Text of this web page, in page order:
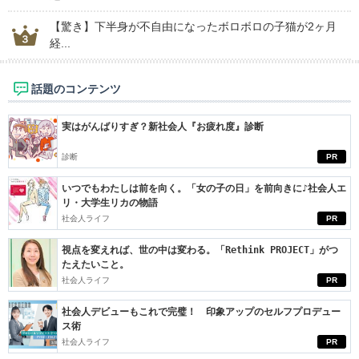
【驚き】下半身が不自由になったボロボロの子猫が2ヶ月
経...
話題のコンテンツ
PR
実はがんばりすぎ？新社会人『お疲れ度』診断
診断
PR
いつでもわたしは前を向く。「女の子の日」を前向きに♪社会人エ
リ・大学生リカの物語
社会人ライフ
PR
視点を変えれば、世の中は変わる。「Rethink PROJECT」がつ
たえたいこと。
社会人ライフ
PR
社会人デビューもこれで完璧！ 印象アップのセルフプロデュー
ス術
社会人ライフ